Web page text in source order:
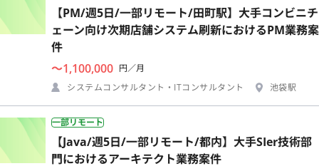
【PM/週5日/一部リモート/田町駅】大手コンビニチ
ェーン向け次期店舗システム刷新におけるPM業務案
件
〜1,100,000 円／月
システムコンサルタント・ITコンサルタント
池袋駅
一部リモート
【Java/週5日/一部リモート/都内】大手SIer技術部
門におけるアーキテクト業務案件